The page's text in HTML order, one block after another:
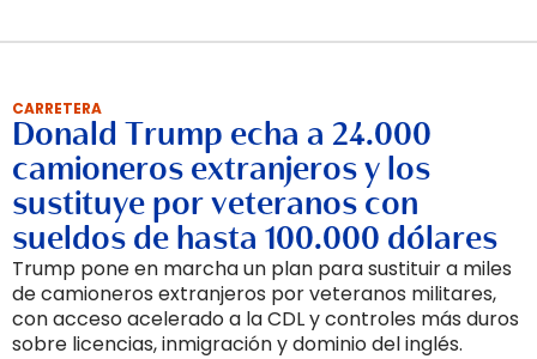
CARRETERA
Donald Trump echa a 24.000
camioneros extranjeros y los
sustituye por veteranos con
sueldos de hasta 100.000 dólares
Trump pone en marcha un plan para sustituir a miles
de camioneros extranjeros por veteranos militares,
con acceso acelerado a la CDL y controles más duros
sobre licencias, inmigración y dominio del inglés.